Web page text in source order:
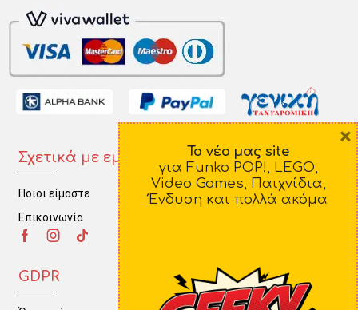
Σχετικά με εμάς
Ποιοι είμαστε
Επικοινωνία
Πληροφορίες
Τρόποι Πληρωμής
GDPR
Το νέο μας site
για Funko POP!, LEGO,
Video Games, Παιχνίδια,
Ένδυση και πολλά ακόμα
×